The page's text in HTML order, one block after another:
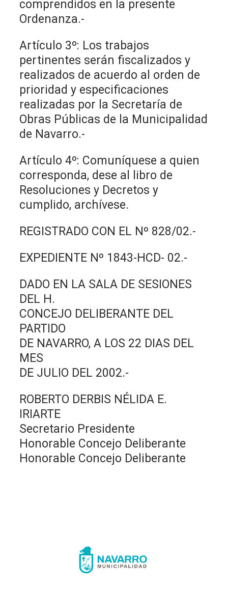
comprendidos en la presente
Ordenanza.-
Artículo 3º: Los trabajos
pertinentes serán fiscalizados y
realizados de acuerdo al orden de
prioridad y especificaciones
realizadas por la Secretaría de
Obras Públicas de la Municipalidad
de Navarro.-
Artículo 4º: Comuníquese a quien
corresponda, dese al libro de
Resoluciones y Decretos y
cumplido, archívese.
REGISTRADO CON EL Nº 828/02.-
EXPEDIENTE Nº 1843-HCD- 02.-
DADO EN LA SALA DE SESIONES
DEL H.
CONCEJO DELIBERANTE DEL
PARTIDO
DE NAVARRO, A LOS 22 DIAS DEL
MES
DE JULIO DEL 2002.-
ROBERTO DERBIS NÉLIDA E.
IRIARTE
Secretario Presidente
Honorable Concejo Deliberante
Honorable Concejo Deliberante